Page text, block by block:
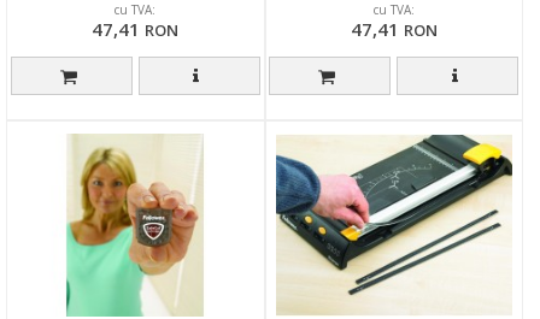
cu TVA:
47,41 RON
cu TVA:
47,41 RON